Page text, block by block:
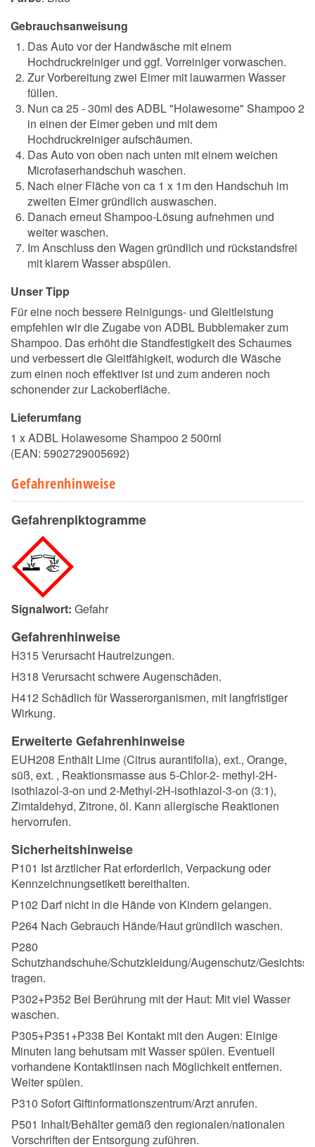
Gebrauchsanweisung
Das Auto vor der Handwäsche mit einem
Hochdruckreiniger und ggf. Vorreiniger vorwaschen.
Zur Vorbereitung zwei Eimer mit lauwarmen Wasser
füllen.
Nun ca 25 - 30ml des ADBL "Holawesome" Shampoo 2
in einen der Eimer geben und mit dem
Hochdruckreiniger aufschäumen.
Das Auto von oben nach unten mit einem weichen
Microfaserhandschuh waschen.
Nach einer Fläche von ca 1 x 1m den Handschuh im
zweiten Eimer gründlich auswaschen.
Danach erneut Shampoo-Lösung aufnehmen und
weiter waschen.
Im Anschluss den Wagen gründlich und rückstandsfrei
mit klarem Wasser abspülen.
Unser Tipp
Für eine noch bessere Reinigungs- und Gleitleistung
empfehlen wir die Zugabe von ADBL Bubblemaker zum
Shampoo. Das erhöht die Standfestigkeit des Schaumes
und verbessert die Gleitfähigkeit, wodurch die Wäsche
zum einen noch effektiver ist und zum anderen noch
schonender zur Lackoberfläche.
Lieferumfang
1 x ADBL Holawesome Shampoo 2 500ml
(EAN: 5902729005692)
Gefahrenhinweise
Gefahrenpiktogramme
Signalwort: Gefahr
Gefahrenhinweise
H315 Verursacht Hautreizungen.
H318 Verursacht schwere Augenschäden.
H412 Schädlich für Wasserorganismen, mit langfristiger
Wirkung.
Erweiterte Gefahrenhinweise
EUH208 Enthält Lime (Citrus aurantifolia), ext., Orange,
süß, ext. , Reaktionsmasse aus 5-Chlor-2- methyl-2H-
isothiazol-3-on und 2-Methyl-2H-isothiazol-3-on (3:1),
Zimtaldehyd, Zitrone, öl. Kann allergische Reaktionen
hervorrufen.
Sicherheitshinweise
P101 Ist ärztlicher Rat erforderlich, Verpackung oder
Kennzeichnungsetikett bereithalten.
P102 Darf nicht in die Hände von Kindern gelangen.
P264 Nach Gebrauch Hände/Haut gründlich waschen.
P280
Schutzhandschuhe/Schutzkleidung/Augenschutz/
tragen.
P302+P352 Bei Berührung mit der Haut: Mit viel Wasser
waschen.
P305+P351+P338 Bei Kontakt mit den Augen: Einige
Minuten lang behutsam mit Wasser spülen. Eventuell
vorhandene Kontaktlinsen nach Möglichkeit entfernen.
Weiter spülen.
P310 Sofort Giftinformationszentrum/Arzt anrufen.
P501 Inhalt/Behälter gemäß den regionalen/nationalen
Vorschriften der Entsorgung zuführen.